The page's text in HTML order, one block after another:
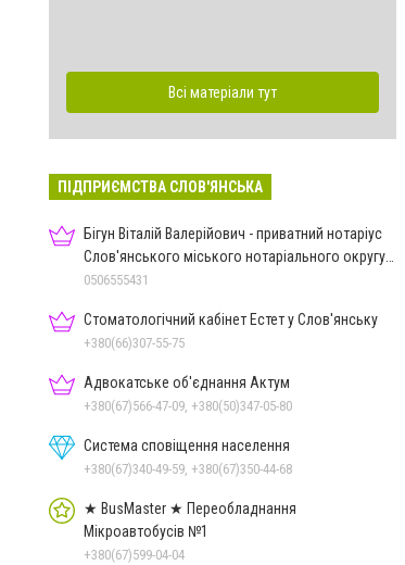
Всі матеріали тут
ПІДПРИЄМСТВА СЛОВ'ЯНСЬКА
Бігун Віталій Валерійович - приватний нотаріус
Слов'янського міського нотаріального округу
Дон.обл.
0506555431
Стоматологічний кабінет Естет у Слов'янську
+380(66)307-55-75
Адвокатське об'єднання Актум
+380(67)566-47-09, +380(50)347-05-80
Система сповіщення населення
+380(67)340-49-59, +380(67)350-44-68
★ BusMaster ★ Переобладнання
Мікроавтобусів №1
+380(67)599-04-04